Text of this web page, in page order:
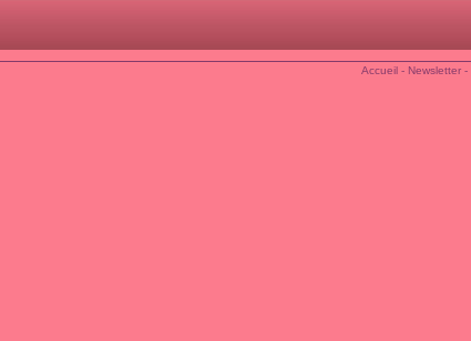
Accueil- Newsletter-